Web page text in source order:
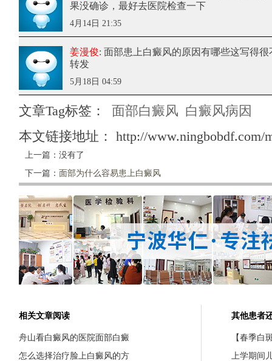
果没确诊，最好去医院检查一下
4月14日 21:35
姜漫俊: 面部患上白癜风的原因有哪些这写得很
转发
5月18日 04:59
文章Tag标签： 面部白癜风 白癜风病因
本文链接地址： http://www.ningbobdf.com/
上一篇：没有了
下一篇： 面部为什么容易患上白癜风
相关文章阅读
舟山看白癜风的医院面部白癜
怎么选择治疗脸上白癜风的方
其他患者
【春季白
上学期间